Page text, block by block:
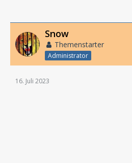
Snow
Themenstarter
Administrator
16. Juli 2023